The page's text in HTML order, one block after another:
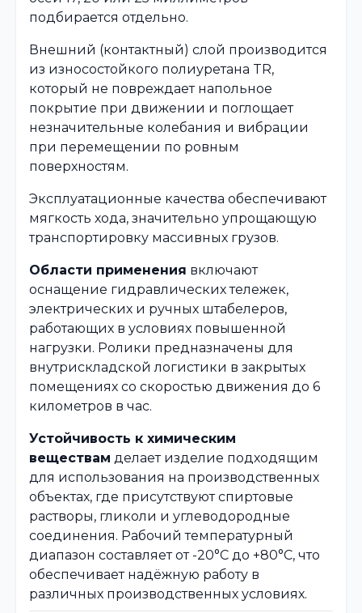
подбирается отдельно.
Внешний (контактный) слой производится
из износостойкого полиуретана TR,
который не повреждает напольное
покрытие при движении и поглощает
незначительные колебания и вибрации
при перемещении по ровным
поверхностям.
Эксплуатационные качества обеспечивают
мягкость хода, значительно упрощающую
транспортировку массивных грузов.
Области применения включают
оснащение гидравлических тележек,
электрических и ручных штабелеров,
работающих в условиях повышенной
нагрузки. Ролики предназначены для
внутрискладской логистики в закрытых
помещениях со скоростью движения до 6
километров в час.
Устойчивость к химическим
веществам делает изделие подходящим
для использования на производственных
объектах, где присутствуют спиртовые
растворы, гликоли и углеводородные
соединения. Рабочий температурный
диапазон составляет от -20°C до +80°C, что
обеспечивает надёжную работу в
различных производственных условиях.